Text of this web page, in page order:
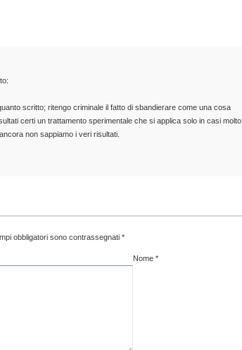
scritto; ritengo criminale il fatto di sbandierare come una cosa
certi un trattamento sperimentale che si applica solo in casi molto
non sappiamo i veri risultati.
obbligatori sono contrassegnati *
Nome *